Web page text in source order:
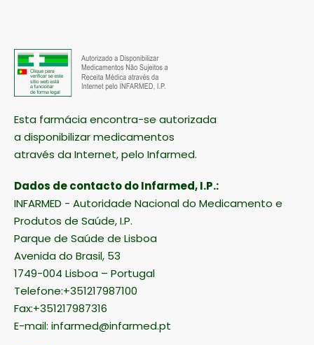
Esta farmácia encontra-se autorizada
a disponibilizar medicamentos
Dados de contacto do Infarmed, I.P.:
INFARMED - Autoridade Nacional do Medicamento e
Produtos de Saúde, I.P.
Parque de Saúde de Lisboa
Avenida do Brasil, 53
1749-004 Lisboa – Portugal
Telefone:+351217987100
Fax:+351217987316